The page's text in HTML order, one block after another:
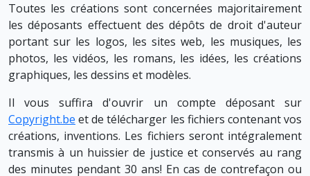
Toutes les créations sont concernées majoritairement
les déposants effectuent des dépôts de droit d'auteur
portant sur les logos, les sites web, les musiques, les
photos, les vidéos, les romans, les idées, les créations
graphiques, les dessins et modèles.
Il vous suffira d'ouvrir un compte déposant sur
Copyright.be et de télécharger les fichiers contenant vos
créations, inventions. Les fichiers seront intégralement
transmis à un huissier de justice et conservés au rang
des minutes pendant 30 ans! En cas de contrefaçon ou